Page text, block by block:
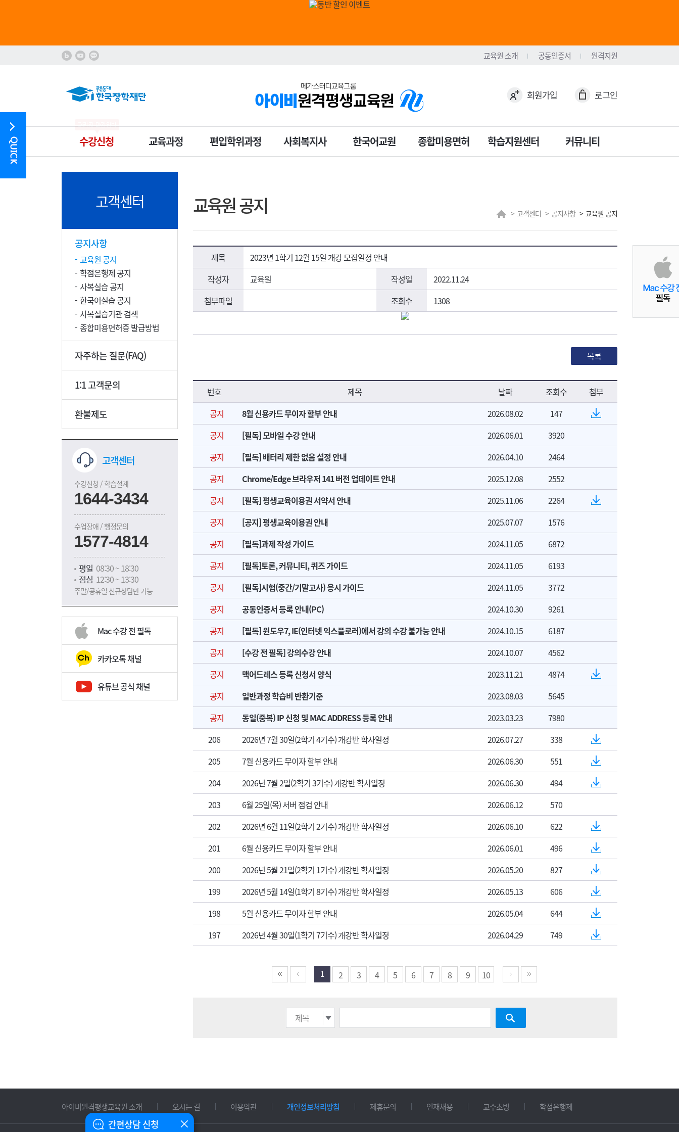
교육원 소개 공동인증서 원격지원
회원가입 로그인
수강신청 교육과정 편입학위과정 사회복지사 한국어교원 종합미용면허 학습지원센터 커뮤니티
간편상담 신청
고객센터
공지사항
교육원 공지
학점은행제 공지
사복실습 공지
한국어실습 공지
사복실습기관 검색
종합미용면허증 발급방법
자주하는 질문(FAQ)
1:1 고객문의
환불제도
고객센터
수강신청 / 학습설계
1644-3434
수업장애 / 행정문의
1577-4814
평일 08:30 ~ 18:30
점심 12:30 ~ 13:30
주말/공휴일 신규상담만 가능
Mac 수강 전 필독
카카오톡 채널
유튜브 공식 채널
교육원 공지 고객센터 공지사항 교육원 공지
제목
2023년 1학기 12월 15일 개강 모집일정 안내
작성자
교육원 작성일
2022.11.24
첨부파일
조회수 1308
목록
번호 제목 날짜 조회수
첨부
공지
8월 신용카드 무이자 할부 안내 2026.08.02
147
공지
[필독] 모바일 수강 안내 2026.06.01
3920
공지
[필독] 배터리 제한 없음 설정 안내 2026.04.10
2464
공지
Chrome/Edge 브라우저 141 버전 업데이트 안내 2025.12.08
2552
공지
[필독] 평생교육이용권 서약서 안내 2025.11.06
2264
공지
[공지] 평생교육이용권 안내 2025.07.07
1576
공지
[필독]과제 작성 가이드 2024.11.05
6872
공지
[필독]토론, 커뮤니티, 퀴즈 가이드 2024.11.05
6193
공지
[필독]시험(중간/기말고사) 응시 가이드 2024.11.05
3772
공지
공동인증서 등록 안내(PC) 2024.10.30
9261
공지
[필독] 윈도우7, IE(인터넷 익스플로러)에서 강의 수강 불가능 안내 2024.10.15
6187
공지
[수강 전 필독] 강의수강 안내 2024.10.07
4562
공지
맥어드레스 등록 신청서 양식 2023.11.21
4874
공지
일반과정 학습비 반환기준 2023.08.03
5645
공지
동일(중복) IP 신청 및 MAC ADDRESS 등록 안내 2023.03.23
7980
206
2026년 7월 30일(2학기 4기수) 개강반 학사일정 2026.07.27
338
205
7월 신용카드 무이자 할부 안내 2026.06.30
551
204
2026년 7월 2일(2학기 3기수) 개강반 학사일정 2026.06.30
494
203
6월 25일(목) 서버 점검 안내 2026.06.12
570
202
2026년 6월 11일(2학기 2기수) 개강반 학사일정 2026.06.10
622
201
6월 신용카드 무이자 할부 안내 2026.06.01
496
200
2026년 5월 21일(2학기 1기수) 개강반 학사일정 2026.05.20
827
199
2026년 5월 14일(1학기 8기수) 개강반 학사일정 2026.05.13
606
198
5월 신용카드 무이자 할부 안내 2026.05.04
644
197
2026년 4월 30일(1학기 7기수) 개강반 학사일정 2026.04.29 749
1 2 3 4 5 6 7 8 9 10
아이비원격평생교육원 소개 오시는 길 이용약관 개인정보처리방침 제휴문의 인재채용 교수초빙 학점은행제